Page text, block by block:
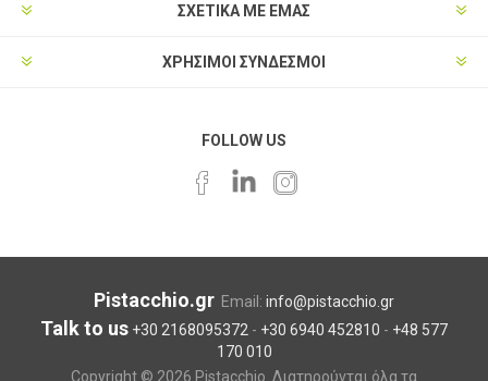
ΣΧΕΤΙΚΑ ΜΕ ΕΜΑΣ
ΧΡΗΣΙΜΟΙ ΣΥΝΔΕΣΜΟΙ
FOLLOW US
Pistacchio.gr Email: info@pistacchio.gr
Talk to us +30 2168095372 - +30 6940 452810 - +48 577
170 010
Copyright © 2026 Pistacchio. Διατηρούνται όλα τα